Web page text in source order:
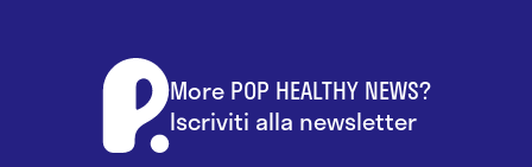
More POP HEALTHY NEWS?
Iscriviti alla newsletter